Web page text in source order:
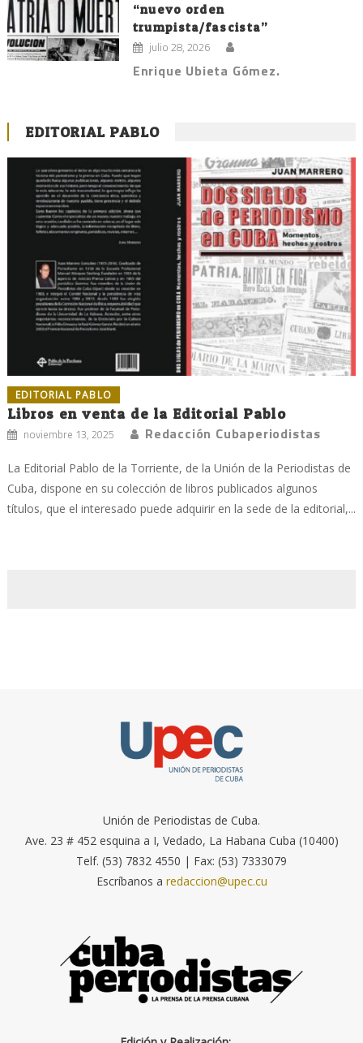
“nuevo orden
trumpista/fascista”
julio 28, 2026
Enrique Ubieta Gómez.
EDITORIAL PABLO
EDITORIAL PABLO
Libros en venta de la Editorial Pablo
noviembre 13, 2025 Redacción Cubaperiodistas
La Editorial Pablo de la Torriente, de la Unión de la Periodistas de
Cuba, dispone en su colección de libros publicados algunos
títulos, que el interesado puede adquirir en la sede de la editorial,...
Unión de Periodistas de Cuba.
Ave. 23 # 452 esquina a I, Vedado, La Habana Cuba (10400)
Telf. (53) 7832 4550 | Fax: (53) 7333079
Escríbanos a redaccion@upec.cu